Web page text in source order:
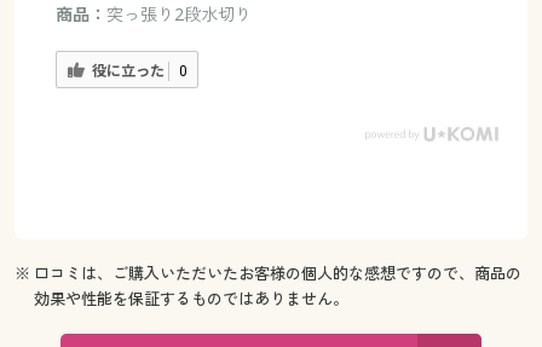
商品： 突っ張り2段水切り
役に立った 0
※ 口コミは、ご購入いただいたお客様の個人的な感想ですので、商品の
効果や性能を保証するものではありません。